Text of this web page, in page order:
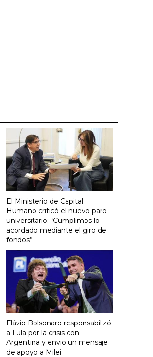
El Ministerio de Capital
Humano criticó el nuevo paro
universitario: “Cumplimos lo
acordado mediante el giro de
fondos”
Flávio Bolsonaro responsabilizó
a Lula por la crisis con
Argentina y envió un mensaje
de apoyo a Milei